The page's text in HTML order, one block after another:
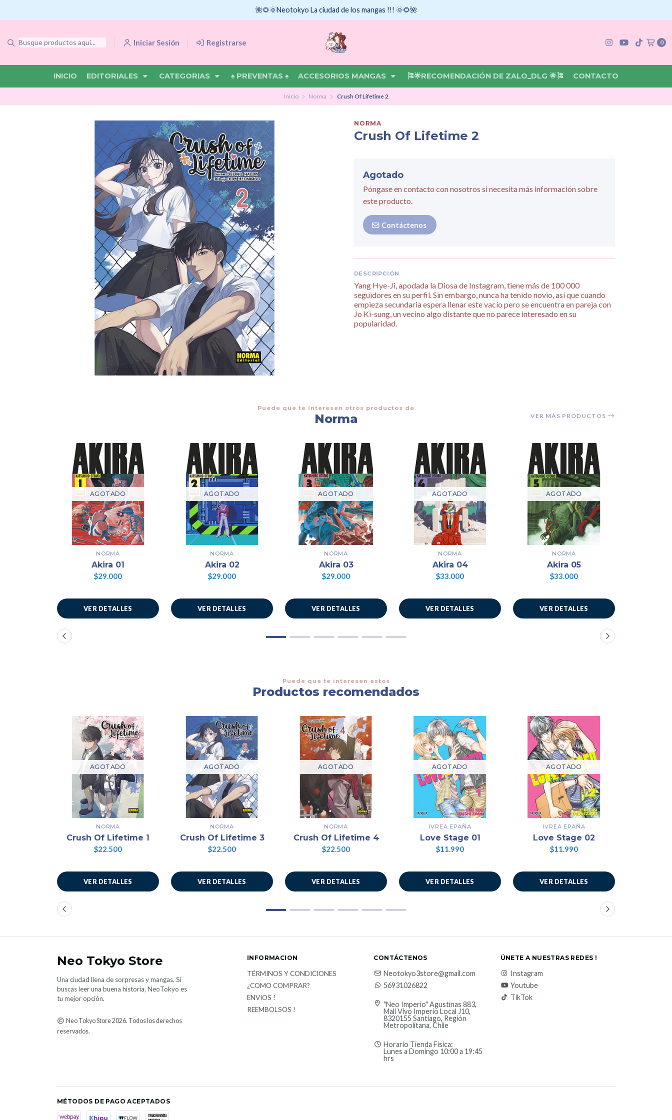
Iniciar Sesión Registrarse 0
INICIO EDITORIALES CATEGORIAS ♠ PREVENTAS ♠ ACCESORIOS MANGAS 🎏🌟RECOMENDACIÓN DE ZALO_DLG 🌟🎏 CONTACTO
🌺🌻🌞Neotokyo La ciudad de los mangas !!! 🌞🌻🌺
Inicio Norma Crush Of Lifetime 2
NORMA
Crush Of Lifetime 2
Agotado
Póngase en contacto con nosotros si necesita más información sobre
este producto.
Contáctenos
DESCRIPCIÓN
Yang Hye-Ji, apodada la Diosa de Instagram, tiene más de 100 000
seguidores en su perfil. Sin embargo, nunca ha tenido novio, así que cuando
empieza secundaria espera llenar este vacío pero se encuentra en pareja con
Jo Ki-sung, un vecino algo distante que no parece interesado en su
popularidad.
Puede que te interesen otros productos de
Norma VER MÁS PRODUCTOS
AGOTADO
NORMA
Akira 01
$29.000
VER DETALLES
AGOTADO
NORMA
Akira 02
$29.000
VER DETALLES
AGOTADO
NORMA
Akira 03
$29.000
VER DETALLES
AGOTADO
NORMA
Akira 04
$33.000
VER DETALLES
AGOTADO
NORMA
Akira 05
$33.000
VER DETALLES
Puede que te interesen estos
Productos recomendados
AGOTADO
NORMA
Crush Of Lifetime 1
$22.500
VER DETALLES
AGOTADO
NORMA
Crush Of Lifetime 3
$22.500
VER DETALLES
AGOTADO
NORMA
Crush Of Lifetime 4
$22.500
VER DETALLES
AGOTADO
IVREA EPAÑA
Love Stage 01
$11.990
VER DETALLES
AGOTADO
IVREA EPAÑA
Love Stage 02
$11.990
VER DETALLES
Neo Tokyo Store
Una ciudad llena de sorpresas y mangas. Si
buscas leer una buena historia, NeoTokyo es
tu mejor opción.
Neo Tokyo Store 2026. Todos los derechos
reservados.
INFORMACION
TÉRMINOS Y CONDICIONES
¿COMO COMPRAR?
ENVIOS !
REEMBOLSOS !
CONTÁCTENOS
Neotokyo3store@gmail.com
56931026822
"Neo Imperio" Agustinas 883,
Mall Vivo Imperio Local J10,
8320155 Santiago, Región
Metropolitana, Chile
Horario Tienda Física:
Lunes a Domingo 10:00 a 19:45
hrs
ÚNETE A NUESTRAS REDES !
Instagram
Youtube
TikTok
MÉTODOS DE PAGO ACEPTADOS